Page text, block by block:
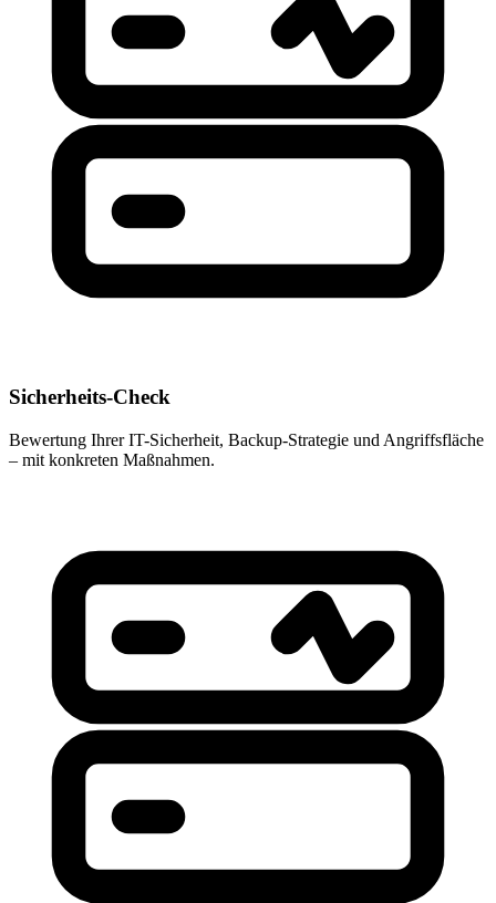
Sicherheits-Check
Bewertung Ihrer IT-Sicherheit, Backup-Strategie und Angriffsfläche
– mit konkreten Maßnahmen.